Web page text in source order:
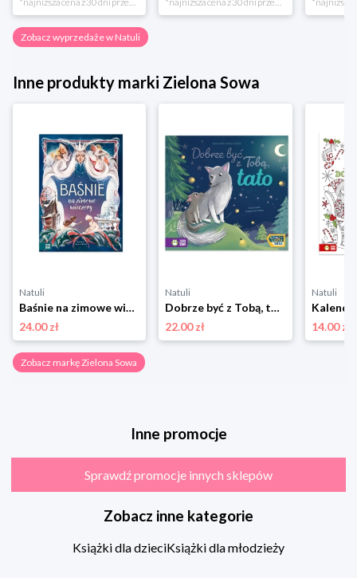
Zobacz wyprzedaże w Natuli
Inne produkty marki Zielona Sowa
Natuli
Baśnie na zimowe wieczory Zielona sowa
24.00 zł
Natuli
Dobrze być z Tobą, tato Zielona sowa
22.00 zł
Natuli
14.00 zł
Zobacz markę Zielona Sowa
Inne promocje
Sprawdź promocje innych sklepów
Zobacz inne kategorie
Książki dla dzieciKsiążki dla młodzieży